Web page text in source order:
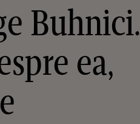
Buhnici.
ea,